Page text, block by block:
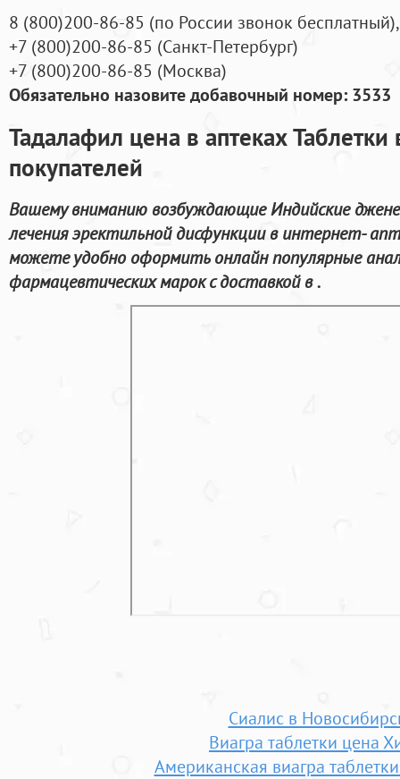
8 (800)200-86-85 (по России звонок бесплатный),
+7 (800)200-86-85 (Санкт-Петербург)
+7 (800)200-86-85 (Москва)
Обязательно назовите добавочный номер: 3533
Тадалафил цена в аптеках
покупателей
Вашему вниманию возбуждающие Индийские
лечения эректильной дисфункции в интернет-
можете удобно оформить онлайн популярные
фармацевтических марок с доставкой в .
Сиалис в
Виагра таблетки цена
Американская виагра